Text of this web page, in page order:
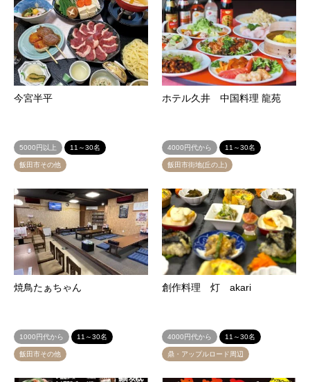
今宮半平
5000円以上 11～30名
飯田市その他
ホテル久井 中国料理 龍苑
4000円代から 11～30名
飯田市街地(丘の上)
焼鳥たぁちゃん
1000円代から 11～30名
飯田市その他
創作料理 灯 akari
4000円代から 11～30名
鼎・アップルロード周辺